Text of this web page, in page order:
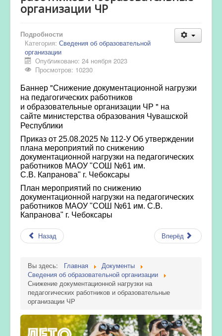
организации ЧР
Подробности
Категория: Сведения об образовательной
организации
Опубликовано: 24 ноября 2023
Просмотров: 10230
Баннер "Снижение документационной нагрузки
на педагогических работников
и образовательные организации ЧР " на
сайте министерства образования Чувашской
Республики
Приказ от 25.08.2025 № 112-У Об утверждении
плана мероприятий по снижению
документационной нагрузки на педагогических
работников МАОУ "СОШ №61 им.
С.В. Капранова" г. Чебоксары
План мероприятий по снижению
документационной нагрузки на педагогических
работников МАОУ "СОШ №61 им. С.В.
Капранова" г. Чебоксары
Назад Вперёд
Вы здесь: Главная
Документы
Сведения об образовательной организации
Снижение документационной нагрузки на
педагогических работников и образовательные
организации ЧР